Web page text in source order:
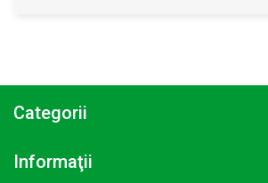
Categorii
Informaţii